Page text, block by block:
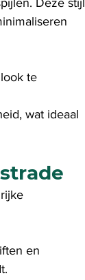
Deze stijl
te
wat ideaal
en